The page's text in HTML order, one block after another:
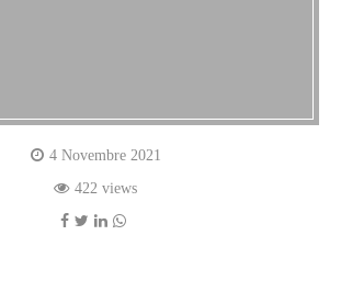
4 Novembre 2021
422 views